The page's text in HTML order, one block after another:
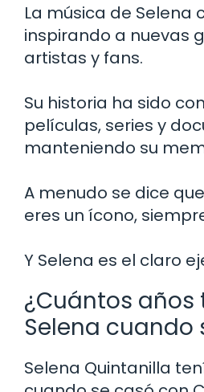
La música de Selena
inspirando a nuevas
artistas y fans.
Su historia ha sido
películas, series y
manteniendo su
A menudo se dice
eres un ícono,
Y Selena es el claro
¿Cuántos años
Selena cuando
Selena Quintanilla